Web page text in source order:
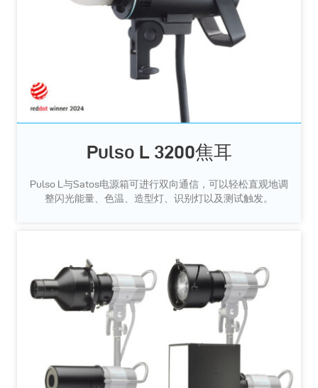
Pulso L 3200焦耳
Pulso L与Satos电源箱可进行双向通信，可以轻松直观地调
整闪光能量、色温、造型灯、识别灯以及测试触发。